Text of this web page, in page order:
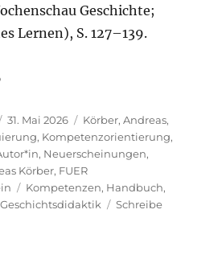
Geschichte;
Lernen), S. 127–139.
Veröffentlicht
am
31. Mai 2026 Kategorien
Körber, Andreas,
, Kompetenzorientierung,
, Neuerscheinungen,
Körber, FUER
Schlagwörter
Kompetenzen, Handbuch,
Geschichtsdidaktik
Schreibe